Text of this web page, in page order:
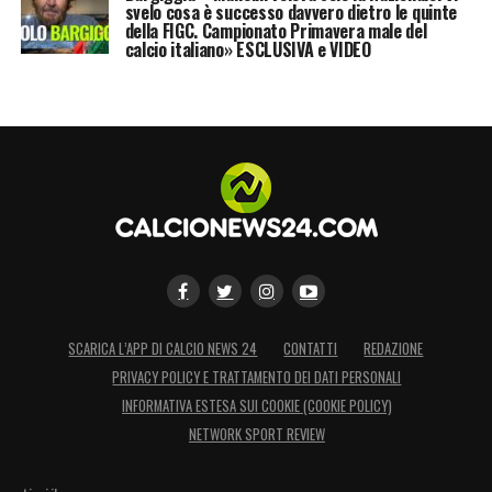
volta uno degli uomini chiave di Simone
valore aggiunto inestimabile per una squadra
che punta a restare competitiva su tutti i
LA PLAYLIST DELLE NOSTRE TOP NEWS
svelo cosa è successo davvero dietro le quinte
della FIGC. Campionato Primavera male del
calcio italiano» ESCLUSIVA e VIDEO
SCARICA L’APP DI CALCIO NEWS 24 CONTATTI
REDAZIONE
PRIVACY POLICY E TRATTAMENTO DEI DATI PERSONALI
INFORMATIVA ESTESA SUI COOKIE (COOKIE POLICY)
NETWORK SPORT REVIEW